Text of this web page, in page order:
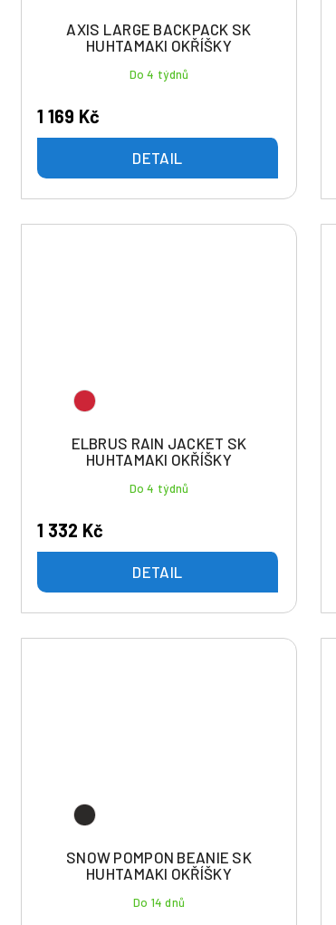
AXIS LARGE BACKPACK SK
HUHTAMAKI OKŘÍŠKY
Do 4 týdnů
1 169 Kč
DETAIL
ELBRUS RAIN JACKET SK
HUHTAMAKI OKŘÍŠKY
Do 4 týdnů
1 332 Kč
DETAIL
SNOW POMPON BEANIE SK
HUHTAMAKI OKŘÍŠKY
Do 14 dnů